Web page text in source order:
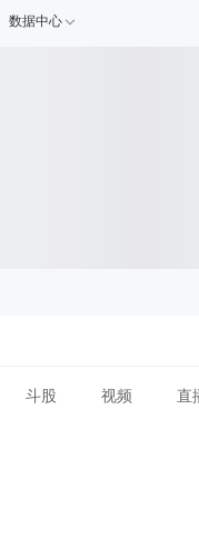
数据中心
斗股 视频 直